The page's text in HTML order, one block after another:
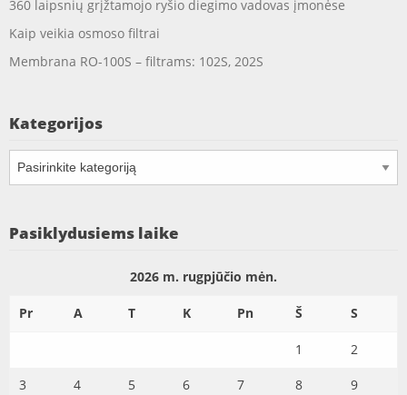
360 laipsnių grįžtamojo ryšio diegimo vadovas įmonėse
Kaip veikia osmoso filtrai
Membrana RO-100S – filtrams: 102S, 202S
Kategorijos
Kategorijos
Pasiklydusiems laike
2026 m. rugpjūčio mėn.
Pr A T K Pn Š S
1 2
3 4 5 6 7 8 9